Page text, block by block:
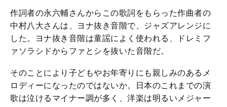
作詞者の永六輔さんからこの歌詞をもらった作曲者の
中村八大さんは、ヨナ抜き音階で、ジャズアレンジに
した。ヨナ抜き音階は童謡によく使われる、ドレミフ
ァソラシドからファとシを抜いた音階だ。
そのことにより子どもやお年寄りにも親しみのあるメ
ロディーになったのではないか。日本のこれまでの演
歌は泣けるマイナー調が多く、洋楽は明るいメジャー